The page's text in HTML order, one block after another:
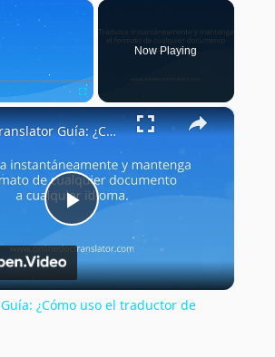
×
Fullscreen
Now Playing
×
Play
Video
Doc Translator Guía: ¿Cómo uso el traductor de documentos?
¿Cómo uso el traductor de